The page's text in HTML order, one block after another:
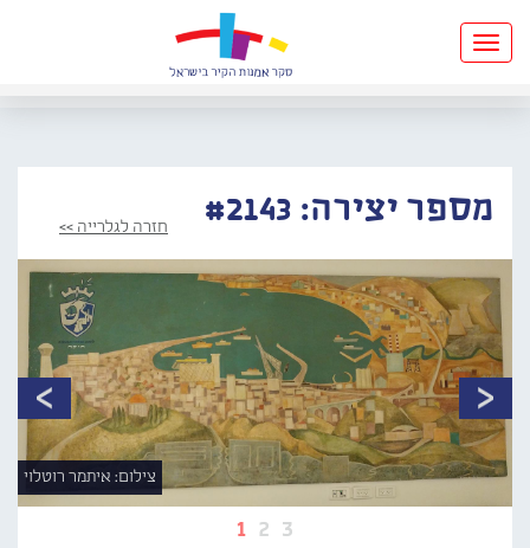
Toggle
navigation
מספר יצירה: #2143 חזרה לגלרייה >>
1 2 3
צילום: איתמר רוטלוי